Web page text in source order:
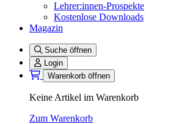
Lehrer:innen-Prospekte
Kostenlose Downloads
Magazin
Suche öffnen
Login
Warenkorb öffnen
Keine Artikel im Warenkorb
Zum Warenkorb